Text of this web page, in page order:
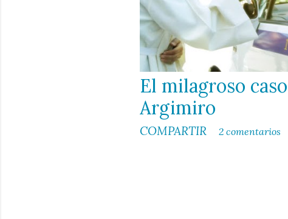
s
El milagroso
Argimiro
COMPARTIR 2 comentarios